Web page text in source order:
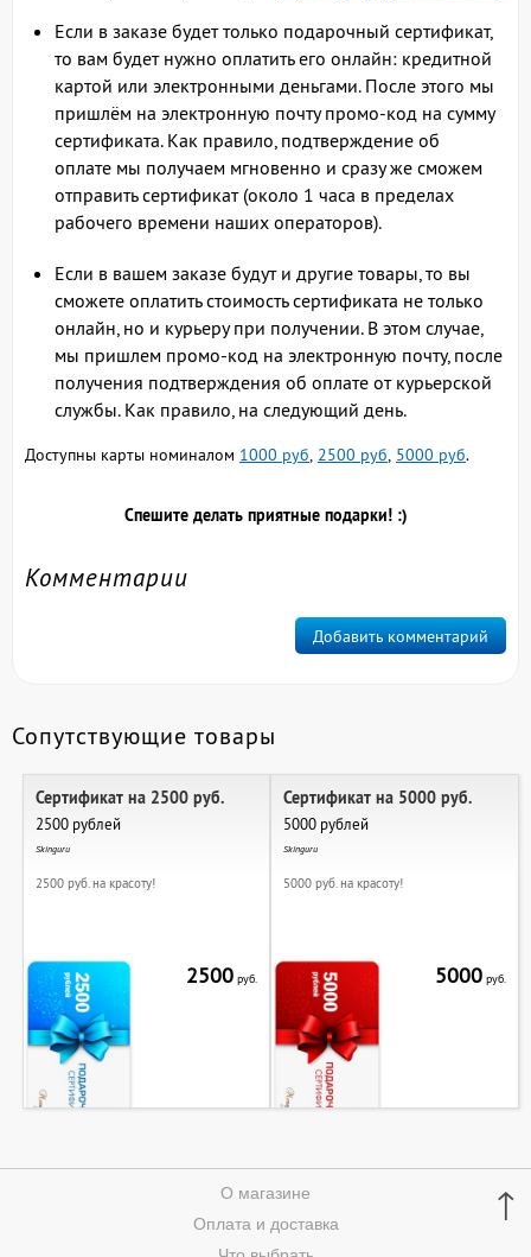
Если в заказе будет только подарочный сертификат,
то вам будет нужно оплатить его онлайн: кредитной
картой или электронными деньгами. После этого мы
пришлём на электронную почту промо-код на сумму
сертификата. Как правило, подтверждение об
оплате мы получаем мгновенно и сразу же сможем
отправить сертификат (около 1 часа в пределах
рабочего времени наших операторов).
Если в вашем заказе будут и другие товары, то вы
сможете оплатить стоимость сертификата не только
онлайн, но и курьеру при получении. В этом случае,
мы пришлем промо-код на электронную почту, после
получения подтверждения об оплате от курьерской
службы. Как правило, на следующий день.
Доступны карты номиналом 1000 руб, 2500 руб, 5000 руб.
Спешите делать приятные подарки! :)
Комментарии
Добавить комментарий
Сопутствующие товары
Сертификат на 2500 руб.
2500 рублей
Skinguru
2500 руб. на красоту!
2500 руб.
Сертификат на 5000 руб.
5000 рублей
Skinguru
5000 руб. на красоту!
5000руб.
↑
О магазине
Оплата и доставка